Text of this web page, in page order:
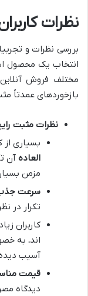
نظرات
بررسی نظرات و
انتخاب یک محصول
مختلف فروش
بازخوردهای عمدتاً
نظرات مثبت
بسیاری از
العاده آن
مزمن
سرعت جذب
تکرار در
کاربران
اند، به
آسیب
قیمت
دیدگاه